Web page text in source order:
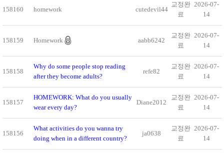
158160 homework cutedevil44
교정완
료
2026-07-
14
158159 Homework aabb6242
교정완
료
2026-07-
14
158158
Why do some people stop reading
after they become adults?
refe82
교정완
료
2026-07-
14
158157
HOMEWORK: What do you usually
wear every day?
Diane2012
교정완
료
2026-07-
14
158156
What activities do you wanna try
doing when in a different country?
ja0638
교정완
료
2026-07-
14